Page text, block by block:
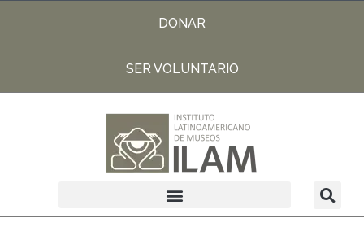
DONAR
SER VOLUNTARIO